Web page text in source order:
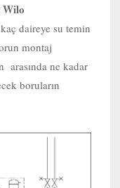
Wilo
daireye su temin
montaj
arasında ne kadar
boruların